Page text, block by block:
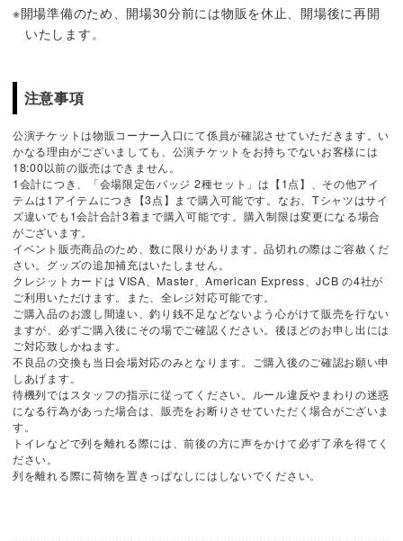
※開場準備のため、開場30分前には物販を休止、開場後に再開
いたします。
注意事項
公演チケットは物販コーナー入口にて係員が確認させていただきます。い
かなる理由がございましても、公演チケットをお持ちでないお客様には
18:00以前の販売はできません。
1会計につき、「会場限定缶バッジ 2種セット」は【1点】、その他アイ
テムは1アイテムにつき【3点】まで購入可能です。なお、Tシャツはサイ
ズ違いでも1会計合計3着まで購入可能です。購入制限は変更になる場合
がございます。
イベント販売商品のため、数に限りがあります。品切れの際はご容赦くだ
さい。グッズの追加補充はいたしません。
クレジットカードは VISA、Master、American Express、JCB の4社が
ご利用いただけます。また、全レジ対応可能です。
ご購入品のお渡し間違い、釣り銭不足などないよう心がけて販売を行ない
ますが、必ずご購入後にその場でご確認ください。後ほどのお申し出には
ご対応致しかねます。
不良品の交換も当日会場対応のみとなります。ご購入後のご確認お願い申
しあげます。
待機列ではスタッフの指示に従ってください。ルール違反やまわりの迷惑
になる行為があった場合は、販売をお断りさせていただく場合がございま
す。
トイレなどで列を離れる際には、前後の方に声をかけて必ず了承を得てく
ださい。
列を離れる際に荷物を置きっぱなしにはしないでください。